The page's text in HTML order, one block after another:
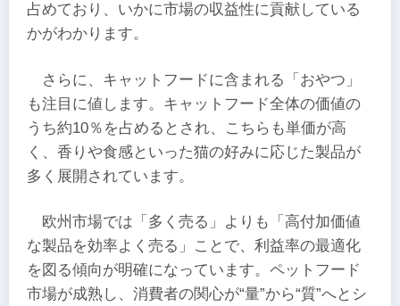
占めており、いかに市場の収益性に貢献している
かがわかります。
さらに、キャットフードに含まれる「おやつ」
も注目に値します。キャットフード全体の価値の
うち約10％を占めるとされ、こちらも単価が高
く、香りや食感といった猫の好みに応じた製品が
多く展開されています。
欧州市場では「多く売る」よりも「高付加価値
な製品を効率よく売る」ことで、利益率の最適化
を図る傾向が明確になっています。ペットフード
市場が成熟し、消費者の関心が“量”から“質”へとシ